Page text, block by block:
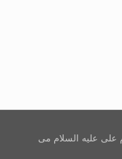
علی علیه السلام می